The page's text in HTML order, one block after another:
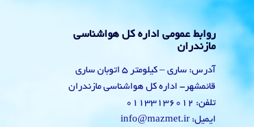
روابط عمومی اداره کل هواشناسی
مازندران
آدرس: ساری – کیلومتر 5 اتوبان ساری
قائمشهر- اداره کل هواشناسی مازندران
تلفن: 01133136012
ایمیل: info@mazmet.ir